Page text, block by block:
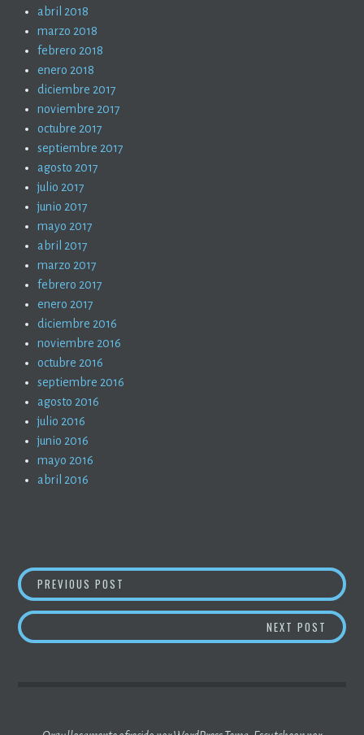
abril 2018
marzo 2018
febrero 2018
enero 2018
diciembre 2017
noviembre 2017
octubre 2017
septiembre 2017
agosto 2017
julio 2017
junio 2017
mayo 2017
abril 2017
marzo 2017
febrero 2017
enero 2017
diciembre 2016
noviembre 2016
octubre 2016
septiembre 2016
agosto 2016
julio 2016
junio 2016
mayo 2016
abril 2016
NAVEGACIÓN
DE
PREVIOUS POST
NEXT POST LA